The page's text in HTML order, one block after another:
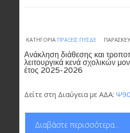
ΚΑΤΗΓΟΡΊΑ ΠΡΆΞΕΙΣ ΠΥΣΔΕ
Ανάκληση διάθεσης και
λειτουργικά κενά σχολικών
έτος 2025-2026
Δείτε στη Διαύγεια με ΑΔΑ:
Διαβάστε περισσότερα...